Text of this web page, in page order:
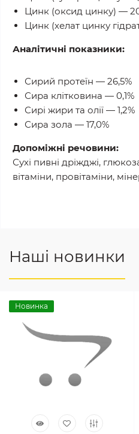
Цинк (оксид цинку) —
Цинк (хелат цинку
Аналітичні показники:
Сирий протеїн — 26,5%
Сира клітковина — 0,1%
Сирі жири та олії — 1,2%
Сира зола — 17,0%
Допоміжні речовини:
Сухі пивні дріжджі,
вітаміни, провітаміни,
Наші новинки
Новинка